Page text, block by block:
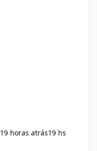
19 horas atrás19 hs